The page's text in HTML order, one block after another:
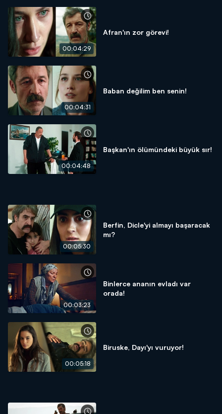
00:04:29
Afran'ın zor görevi!
00:04:31
Baban değilim ben senin!
00:04:48
Başkan'ın ölümündeki büyük sır!
00:05:30
Berfin, Dicle'yi almayı başaracak
mı?
00:03:23
Binlerce ananın evladı var
orada!
00:05:18
Biruske, Dayı'yı vuruyor!